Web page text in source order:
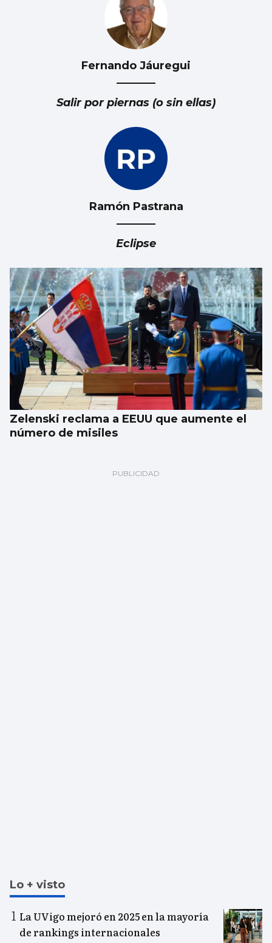
Fernando Jáuregui
Salir por piernas (o sin ellas)
Ramón Pastrana
Eclipse
Zelenski reclama a EEUU que aumente el
número de misiles
Lo + visto
La UVigo mejoró en 2025 en la mayoría
de rankings internacionales